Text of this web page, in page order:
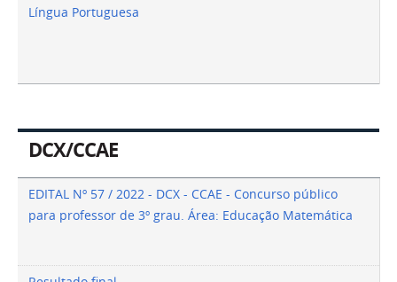
Língua Portuguesa
DCX/CCAE
EDITAL Nº 57 / 2022 - DCX - CCAE - Concurso público
para professor de 3º grau. Área: Educação Matemática